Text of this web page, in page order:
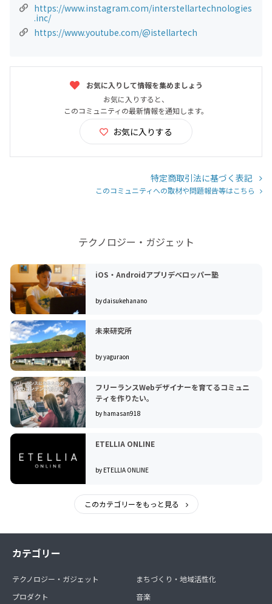
https://www.instagram.com/interstellartechnologies
.inc/
https://www.youtube.com/@istellartech
お気に入りして情報を集めましょう
お気に入りすると、
このコミュニティの最新情報を通知します。
お気に入りする
特定商取引法に基づく表記
このコミュニティへの取材や問題報告等はこちら
テクノロジー・ガジェット
iOS・Androidアプリデベロッパー塾
by daisukehanano
未来研究所
by yaguraon
フリーランスWebデザイナーを育てるコミュニ
ティを作りたい。
by hamasan918
ETELLIA ONLINE
by ETELLIA ONLINE
このカテゴリーをもっと見る
カテゴリー
テクノロジー・ガジェット
プロダクト
まちづくり・地域活性化
音楽